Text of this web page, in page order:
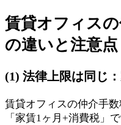
賃貸オフィス
の違いと注意点
(1) 法律上限は同じ
賃貸オフィスの仲介手
「家賃1ヶ月+消費税」